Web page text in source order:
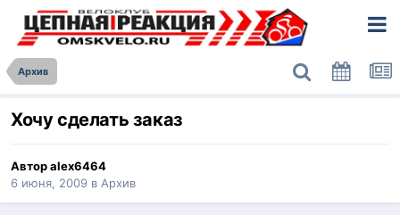
Архив
Хочу сделать заказ
Авторalex6464
6 июня, 2009 в Архив